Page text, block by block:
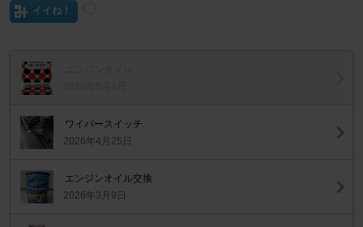
イイね！
ワイパースイッチ
2026年4月25日
エンジンオイル交換
2026年3月9日